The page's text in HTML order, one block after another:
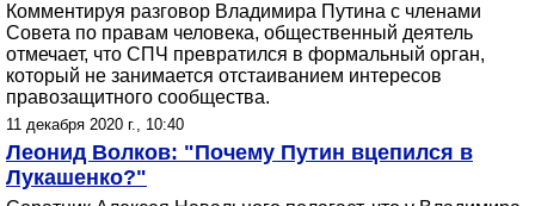
Комментируя разговор Владимира Путина с членами
Совета по правам человека, общественный деятель
отмечает, что СПЧ превратился в формальный орган,
который не занимается отстаиванием интересов
правозащитного сообщества.
11 декабря 2020 г., 10:40
Леонид Волков: "Почему Путин вцепился в
Лукашенко?"